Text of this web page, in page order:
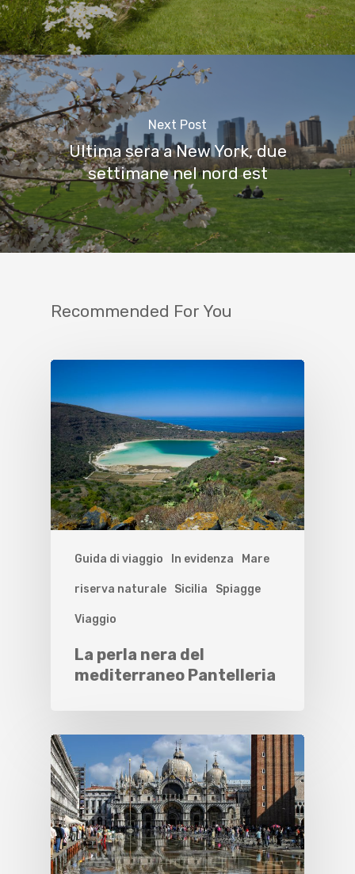
Next Post
Ultima sera a New York, due
settimane nel nord est
Recommended For You
Guida di viaggio In evidenza Mare
riserva naturale Sicilia Spiagge
Viaggio
La perla nera del
mediterraneo Pantelleria